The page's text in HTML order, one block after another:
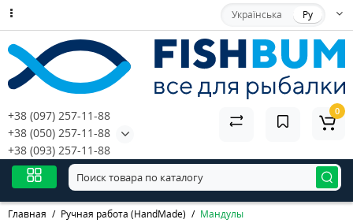
Українська Ру
+38 (097) 257-11-88
+38 (050) 257-11-88
+38 (093) 257-11-88
0
Главная Ручная работа (HandMade) Мандулы